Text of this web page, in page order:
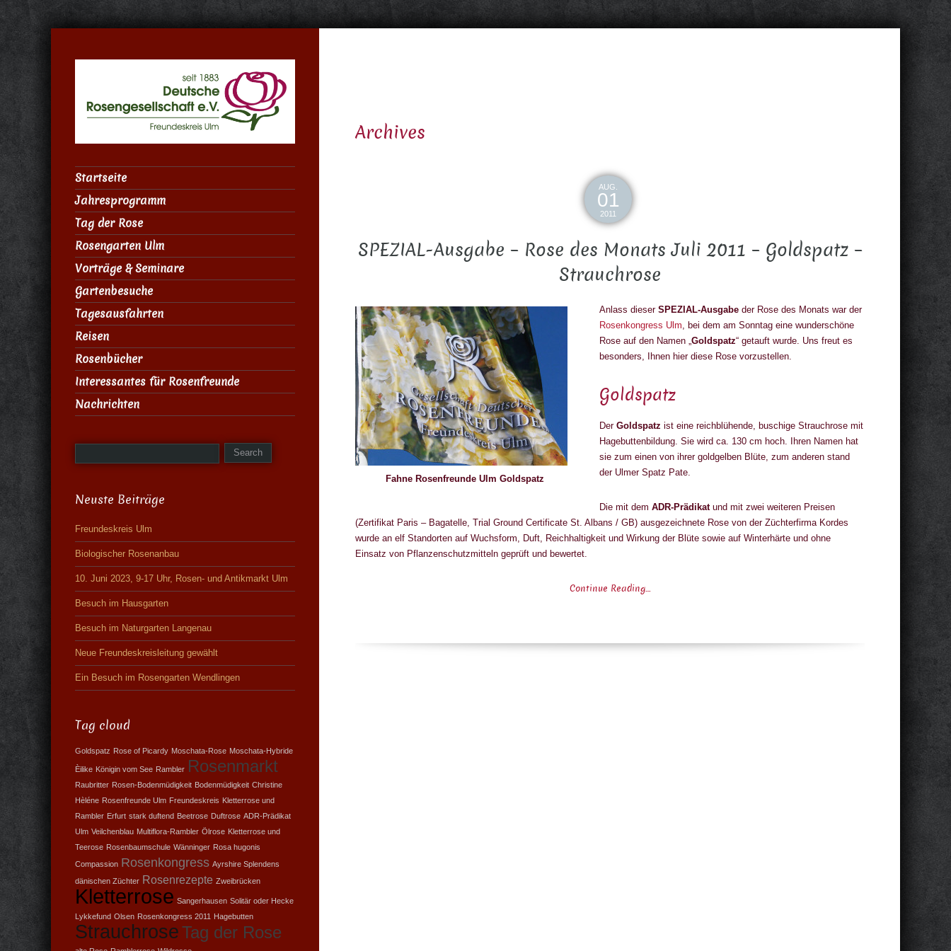
Archives
AUG.
01
2011
SPEZIAL-Ausgabe – Rose des Monats Juli 2011 – Goldspatz –
Strauchrose
Fahne Rosenfreunde Ulm Goldspatz
Anlass dieserSPEZIAL-Ausgabe der Rose des Monats war der
Rosenkongress Ulm , bei dem am Sonntag eine wunderschöne
Rose auf den Namen „Goldspatz“ getauft wurde. Uns freut es
besonders, Ihnen hier diese Rose vorzustellen.
Goldspatz
DerGoldspatz ist eine reichblühende, buschige Strauchrose mit
Hagebuttenbildung. Sie wird ca. 130 cm hoch. Ihren Namen hat
sie zum einen von ihrer goldgelben Blüte, zum anderen stand
der Ulmer Spatz Pate.
Die mit demADR-Prädikatund mit zwei weiteren Preisen
(Zertifikat Paris – Bagatelle, Trial Ground Certificate St. Albans / GB) ausgezeichnete Rose von der Züchterfirma Kordes
wurde an elf Standorten auf Wuchsform, Duft, Reichhaltigkeit und Wirkung der Blüte sowie auf Winterhärte und ohne
Einsatz von Pflanzenschutzmitteln geprüft und bewertet.
Continue Reading…
Startseite
Jahresprogramm
Tag der Rose
Rosengarten Ulm
Vorträge & Seminare
Gartenbesuche
Tagesausfahrten
Reisen
Rosenbücher
Interessantes für Rosenfreunde
Nachrichten
Neuste Beiträge
Freundeskreis Ulm
Biologischer Rosenanbau
10. Juni 2023, 9-17 Uhr, Rosen- und Antikmarkt Ulm
Besuch im Hausgarten
Besuch im Naturgarten Langenau
Neue Freundeskreisleitung gewählt
Ein Besuch im Rosengarten Wendlingen
Tag cloud
Goldspatz Rose of Picardy Moschata-Rose Moschata-Hybride
Èilike Königin vom See Rambler Rosenmarkt
Raubritter Rosen-Bodenmüdigkeit Bodenmüdigkeit Christine
Hèléne Rosenfreunde Ulm Freundeskreis Kletterrose und
Rambler Erfurt stark duftend Beetrose Duftrose ADR-Prädikat
Ulm Veilchenblau Multiflora-Rambler Ölrose Kletterrose und
Teerose Rosenbaumschule Wänninger Rosa hugonis
Compassion Rosenkongress Ayrshire Splendens
dänischen Züchter Rosenrezepte Zweibrücken
Kletterrose Sangerhausen Solitär oder Hecke
Lykkefund Olsen Rosenkongress 2011 Hagebutten
StrauchroseTag der Rose